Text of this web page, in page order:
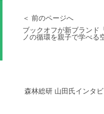
＜ 前のページへ
ブックオフが新ブランド
ノの循環を親子で学べる
森林総研 山田氏インタ